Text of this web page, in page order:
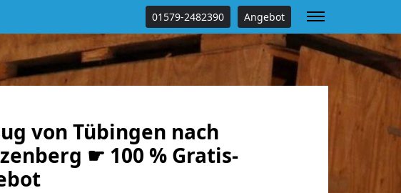
01579-2482390 Angebot
von Tübingen nach
☛ 100 % Gratis-